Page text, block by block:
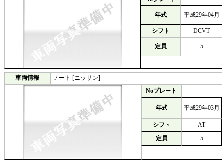
年式 平成29年04月
シフト DCVT
定員 5
車両情報
ノート [ニッサン]
Noプレート
年式 平成29年03月
シフト
AT
定員
5